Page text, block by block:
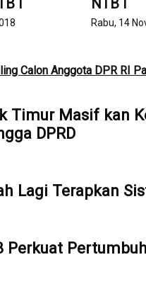
I
NTB I
Rabu, 14
Calon Anggota DPR RI
Timur Masif kan
DPRD
Lagi Terapkan
Perkuat